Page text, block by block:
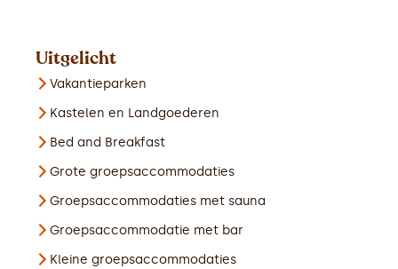
Uitgelicht
Vakantieparken
Kastelen en Landgoederen
Bed and Breakfast
Grote groepsaccommodaties
Groepsaccommodaties met sauna
Groepsaccommodatie met bar
Kleine groepsaccommodaties